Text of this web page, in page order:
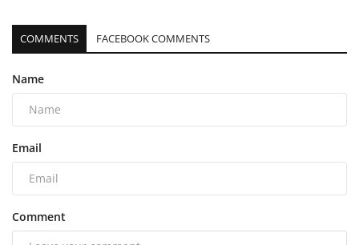
COMMENTS FACEBOOK COMMENTS
Name
Email
Comment